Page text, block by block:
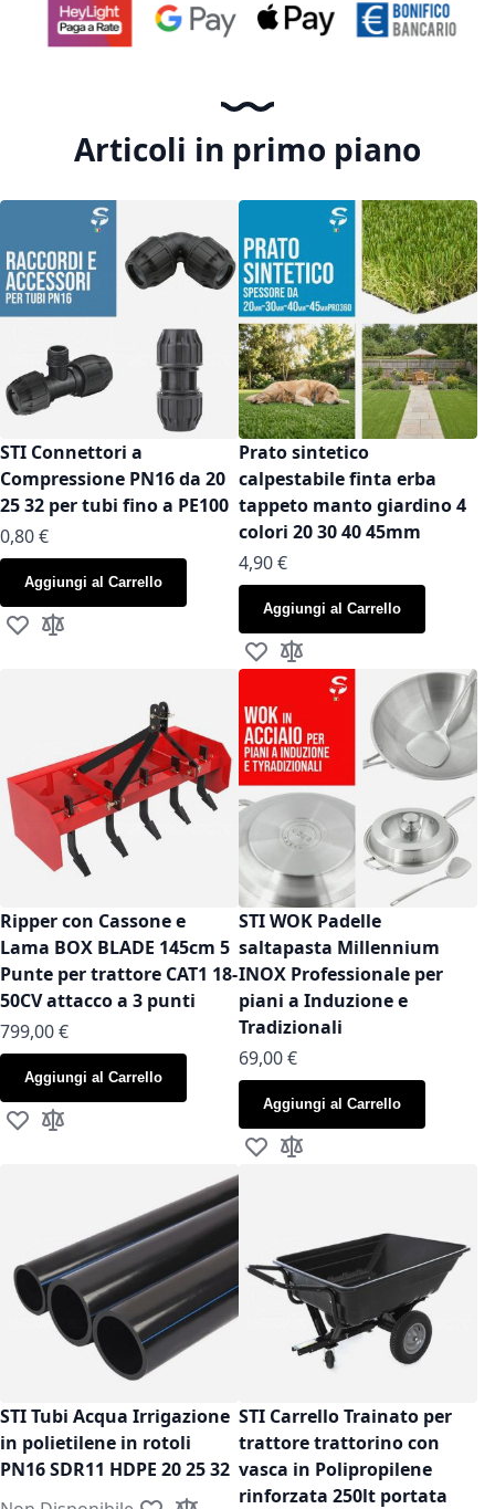
Articoli in primo piano
STI Connettori a
Compressione PN16 da 20
25 32 per tubi fino a PE100
As low as
0,80 €
Aggiungi al Carrello
Aggiungi alla lista desideri
Aggiungi al confronto
Prato sintetico
calpestabile finta erba
tappeto manto giardino 4
colori 20 30 40 45mm
As low as
4,90 €
Aggiungi al Carrello
Aggiungi alla lista desideri
Aggiungi al confronto
Ripper con Cassone e
Lama BOX BLADE 145cm 5
Punte per trattore CAT1 18-
50CV attacco a 3 punti
799,00 €
Aggiungi al Carrello
Aggiungi alla lista desideri
Aggiungi al confronto
STI WOK Padelle
saltapasta Millennium
INOX Professionale per
piani a Induzione e
Tradizionali
As low as
69,00 €
Aggiungi al Carrello
Aggiungi alla lista desideri
Aggiungi al confronto
STI Tubi Acqua Irrigazione
in polietilene in rotoli
PN16 SDR11 HDPE 20 25 32
STI Carrello Trainato per
trattore trattorino con
vasca in Polipropilene
rinforzata 250lt portata